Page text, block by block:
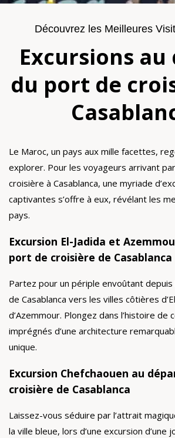
Découvrez les Meilleures
Excursions
du port de
Le Maroc, un pays aux mille facettes,
explorer. Pour les voyageurs arrivant
croisière à Casablanca, une myriade
captivantes s’offre à eux, révélant les
pays.
Excursion El-Jadida et
port de croisière de Casablanca
Partez pour un périple envoûtant
de Casablanca vers les villes côtières
d’Azemmour. Plongez dans l’histoire de
imprégnés d’une architecture
unique.
Excursion Chefchaouen au
croisière de Casablanca
Laissez-vous séduire par l’attrait
la ville bleue, lors d’une excursion d’une